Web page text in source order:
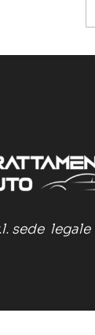
sede legale